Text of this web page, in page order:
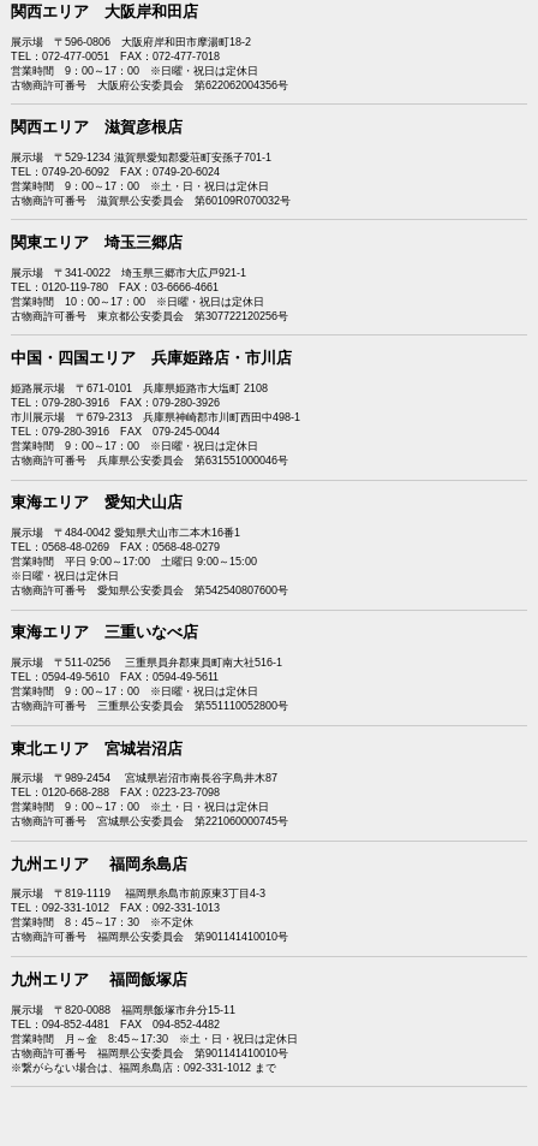
関西エリア 大阪岸和田店
展示場 〒596-0806 大阪府岸和田市摩湯町18-2
TEL：072-477-0051 FAX：072-477-7018
営業時間 9：00～17：00 ※日曜・祝日は定休日
古物商許可番号 大阪府公安委員会 第622062004356号
関西エリア 滋賀彦根店
展示場 〒529-1234 滋賀県愛知郡愛荘町安孫子701-1
TEL：0749-20-6092 FAX：0749-20-6024
営業時間 9：00～17：00 ※土・日・祝日は定休日
古物商許可番号 滋賀県公安委員会 第60109R070032号
関東エリア 埼玉三郷店
展示場 〒341-0022 埼玉県三郷市大広戸921-1
TEL：0120-119-780 FAX：03-6666-4661
営業時間 10：00～17：00 ※日曜・祝日は定休日
古物商許可番号 東京都公安委員会 第307722120256号
中国・四国エリア 兵庫姫路店・市川店
姫路展示場 〒671-0101 兵庫県姫路市大塩町 2108
TEL：079-280-3916 FAX：079-280-3926
市川展示場 〒679-2313 兵庫県神崎郡市川町西田中498-1
TEL：079-280-3916 FAX 079-245-0044
営業時間 9：00～17：00 ※日曜・祝日は定休日
古物商許可番号 兵庫県公安委員会 第631551000046号
東海エリア 愛知犬山店
展示場 〒484-0042 愛知県犬山市二本木16番1
TEL：0568-48-0269 FAX：0568-48-0279
営業時間 平日 9:00～17:00 土曜日 9:00～15:00
※日曜・祝日は定休日
古物商許可番号 愛知県公安委員会 第542540807600号
東海エリア 三重いなべ店
展示場 〒511-0256 三重県員弁郡東員町南大社516-1
TEL：0594-49-5610 FAX：0594-49-5611
営業時間 9：00～17：00 ※日曜・祝日は定休日
古物商許可番号 三重県公安委員会 第551110052800号
東北エリア 宮城岩沼店
展示場 〒989-2454 宮城県岩沼市南長谷字鳥井木87
TEL：0120-668-288 FAX：0223-23-7098
営業時間 9：00～17：00 ※土・日・祝日は定休日
古物商許可番号 宮城県公安委員会 第221060000745号
九州エリア 福岡糸島店
展示場 〒819-1119 福岡県糸島市前原東3丁目4-3
TEL：092-331-1012 FAX：092-331-1013
営業時間 8：45～17：30 ※不定休
古物商許可番号 福岡県公安委員会 第901141410010号
九州エリア 福岡飯塚店
展示場 〒820-0088 福岡県飯塚市弁分15-11
TEL：094-852-4481 FAX 094-852-4482
営業時間 月～金 8:45～17:30 ※土・日・祝日は定休日
古物商許可番号 福岡県公安委員会 第901141410010号
※繋がらない場合は、福岡糸島店：092-331-1012 まで